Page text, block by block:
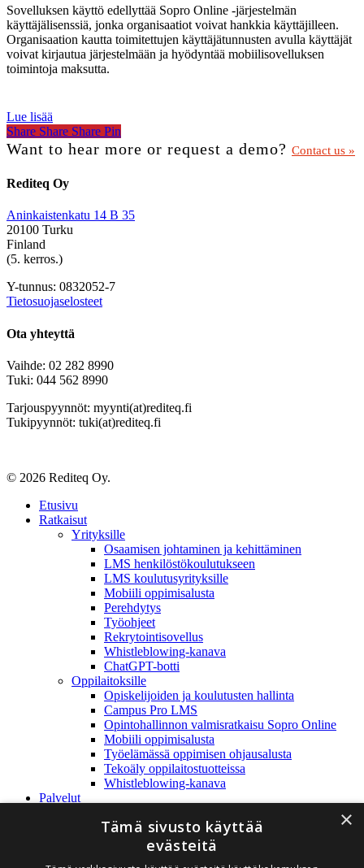
Sovelluksen käyttö edellyttää Sopro Online -järjestelmän
käyttäjälisenssiä, jonka organisaatiot voivat hankkia käyttäjilleen.
Organisaation kautta toimitettujen käyttäjätunnusten avulla käyttäjät
voivat kirjautua järjestelmään ja hyödyntää mobiilisovelluksen
toimintoja maksutta.
Lue lisää
Share
Share Share Share Pin
Want to hear more or request a demo? Contact us »
Rediteq Oy
Aninkaistenkatu 14 B 35
20100 Turku
Finland
(5. kerros.)
Y-tunnus: 0832052-7
Tietosuojaselosteet
Ota yhteyttä
Vaihde: 02 282 8990
Tuki: 044 562 8990
Tarjouspyynnöt: myynti(at)rediteq.fi
Tukipyynnöt: tuki(at)rediteq.fi
© 2026 Rediteq Oy.
Close
Menu
Etusivu
Ratkaisut
Yrityksille
Osaamisen johtaminen ja kehittäminen
LMS henkilöstökoulutukseen
LMS koulutusyrityksille
Mobiili oppimisalusta
Perehdytys
Työohjeet
Rekrytointisovellus
Whistleblowing-kanava
ChatGPT-botti
Oppilaitoksille
Opiskelijoiden ja koulutusten hallinta
Campus Pro LMS
Opintohallinnon valmisratkaisu Sopro Online
Mobiili oppimisalusta
Työelämässä oppimisen ohjausalusta
Tekoäly oppilaitostuotteissa
Whistleblowing-kanava
Palvelut
×
Tämä sivusto käyttää
evästeitä